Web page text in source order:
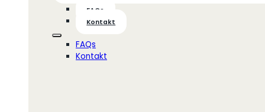
FAQs
Kontakt
FAQs
Kontakt